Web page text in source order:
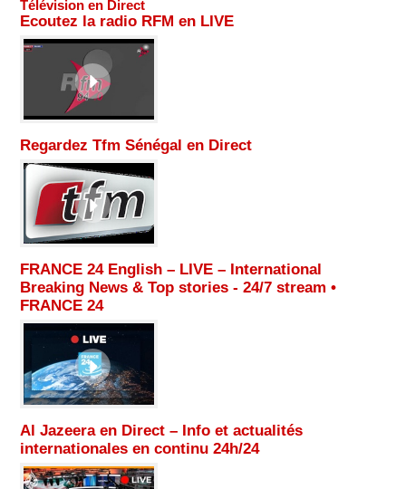
Télévision en Direct
Ecoutez la radio RFM en LIVE
Regardez Tfm Sénégal en Direct
FRANCE 24 English – LIVE – International
Breaking News & Top stories - 24/7 stream •
FRANCE 24
Al Jazeera en Direct – Info et actualités
internationales en continu 24h/24